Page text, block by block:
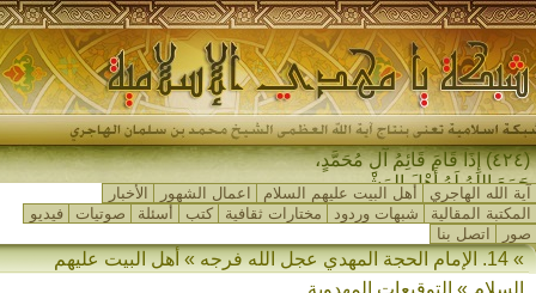
(٤٢٤) إِذَا قَامَ قَائِمُ آلِ مُحَمَّدٍ،
جَمَعَ اللهُ لَهُ أَهْلَ المَشْرِقِ و-
آية الله الهاجري أهل البيت عليهم السلام اعمال الشهور
الأخبار
المكتبة المقالية
شبهات وردود مختارات ثقافية كتب أسئلة صوتيات
فيديو
صور
اتصل بنا
» 14. الإمام الحجة المهدي عجل الله فرجه » أهل البيت عليهم
السلام » التوقيعات المهدوية